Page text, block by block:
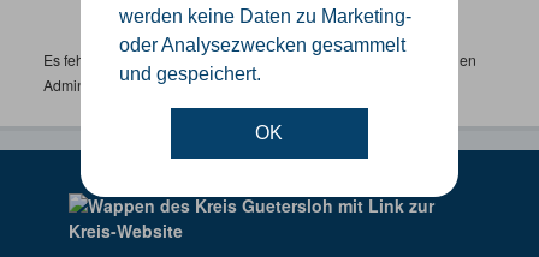
werden keine Daten zu Marketing-
oder Analysezwecken gesammelt
und gespeichert.
OK
Es fehlen spezifische Datensätze? Wenden Sie sich bitte an einen
Administrator unter:support.gis@kreis-guetersloh.de